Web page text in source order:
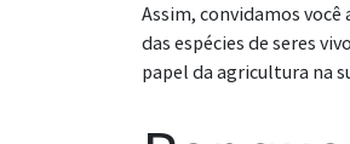
Assim, convidamos
das espécies de seres
papel da agricultura na